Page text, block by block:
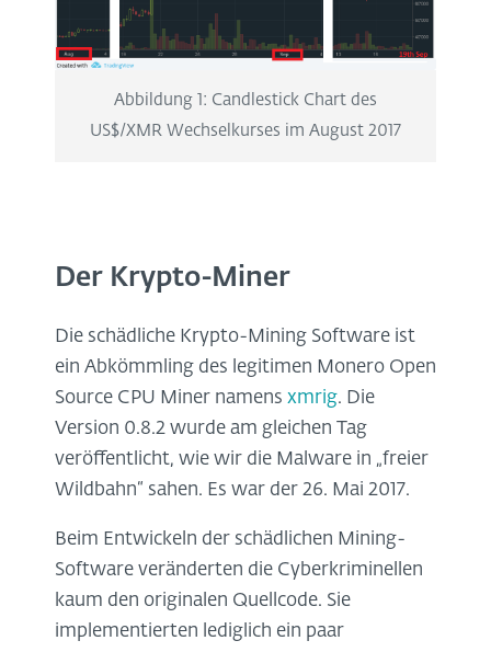
Abbildung 1: Candlestick Chart des
US$/XMR Wechselkurses im August 2017
Der Krypto-Miner
Die schädliche Krypto-Mining Software ist
ein Abkömmling des legitimen Monero Open
Source CPU Miner namens xmrig. Die
Version 0.8.2 wurde am gleichen Tag
veröffentlicht, wie wir die Malware in „freier
Wildbahn“ sahen. Es war der 26. Mai 2017.
Beim Entwickeln der schädlichen Mining-
Software veränderten die Cyberkriminellen
kaum den originalen Quellcode. Sie
implementierten lediglich ein paar